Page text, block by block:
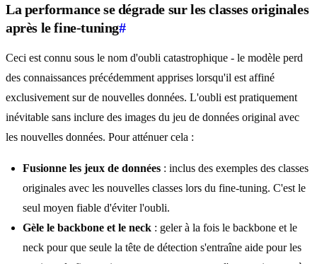
La performance se dégrade sur les classes originales
après le fine-tuning#
Ceci est connu sous le nom d'oubli catastrophique - le modèle perd
des connaissances précédemment apprises lorsqu'il est affiné
exclusivement sur de nouvelles données. L'oubli est pratiquement
inévitable sans inclure des images du jeu de données original avec
les nouvelles données. Pour atténuer cela :
Fusionne les jeux de données : inclus des exemples des classes
originales avec les nouvelles classes lors du fine-tuning. C'est le
seul moyen fiable d'éviter l'oubli.
Gèle le backbone et le neck : geler à la fois le backbone et le
neck pour que seule la tête de détection s'entraîne aide pour les